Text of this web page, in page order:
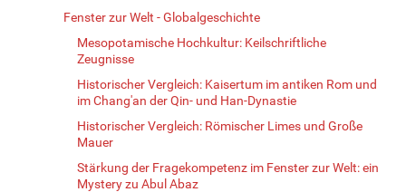
Fenster zur Welt - Globalgeschichte
Mesopotamische Hochkultur: Keilschriftliche
Zeugnisse
Historischer Vergleich: Kaisertum im antiken Rom und
im Chang'an der Qin- und Han-Dynastie
Historischer Vergleich: Römischer Limes und Große
Mauer
Stärkung der Fragekompetenz im Fenster zur Welt: ein
Mystery zu Abul Abaz